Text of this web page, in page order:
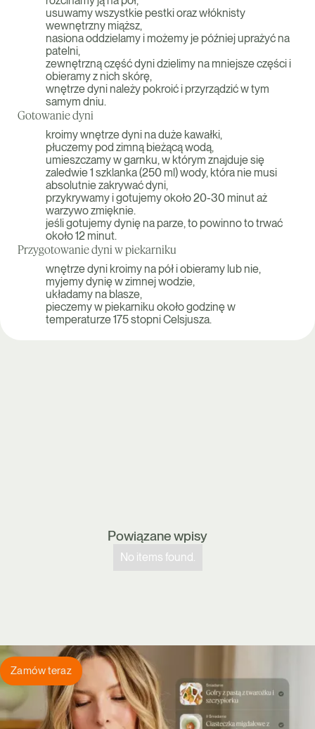
usuwamy wszystkie pestki oraz włóknisty
wewnętrzny miąższ,
nasiona oddzielamy i możemy je później uprażyć na
patelni,
zewnętrzną część dyni dzielimy na mniejsze części i
obieramy z nich skórę,
wnętrze dyni należy pokroić i przyrządzić w tym
samym dniu.
Gotowanie dyni
kroimy wnętrze dyni na duże kawałki,
płuczemy pod zimną bieżącą wodą,
umieszczamy w garnku, w którym znajduje się
zaledwie 1 szklanka (250 ml) wody, która nie musi
absolutnie zakrywać dyni,
przykrywamy i gotujemy około 20-30 minut aż
warzywo zmięknie.
jeśli gotujemy dynię na parze, to powinno to trwać
około 12 minut.
Przygotowanie dyni w piekarniku
wnętrze dyni kroimy na pół i obieramy lub nie,
myjemy dynię w zimnej wodzie,
układamy na blasze,
pieczemy w piekarniku około godzinę w
temperaturze 175 stopni Celsjusza.
Powiązane wpisy
No items found.
Zamów teraz